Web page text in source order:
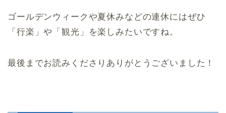
ゴールデンウィークや夏休みなどの連休にはぜひ
「行楽」や「観光」を楽しみたいですね。
最後までお読みくださりありがとうございました！